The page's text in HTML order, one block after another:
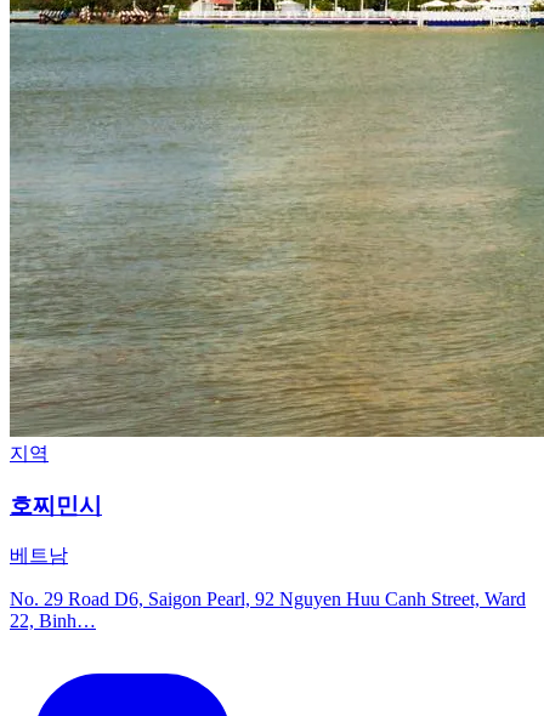
지역
호찌민시
베트남
No. 29 Road D6, Saigon Pearl, 92 Nguyen Huu Canh Street, Ward
22, Binh…